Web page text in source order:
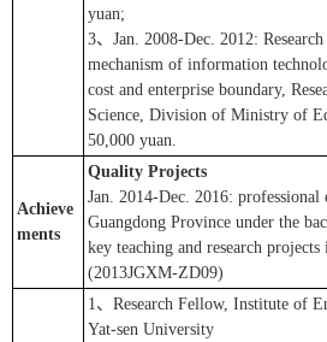
yuan;
3、Jan. 2008-Dec. 2012:
mechanism of information
cost and enterprise boundary,
Science, Division of Ministry of
50,000 yuan.
Achieve
ments
Quality Projects
Jan. 2014-Dec. 2016:
Guangdong Province under the
key teaching and research
(2013JGXM-ZD09)
1、Research Fellow, Institute of
Yat-sen University